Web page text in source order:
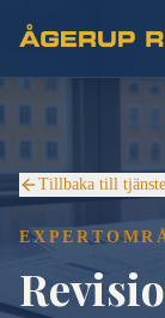
Tillbaka till